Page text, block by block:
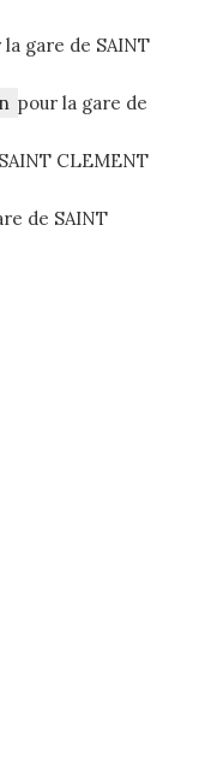
la gare de SAINT
pour la gare de
CLEMENT
de SAINT